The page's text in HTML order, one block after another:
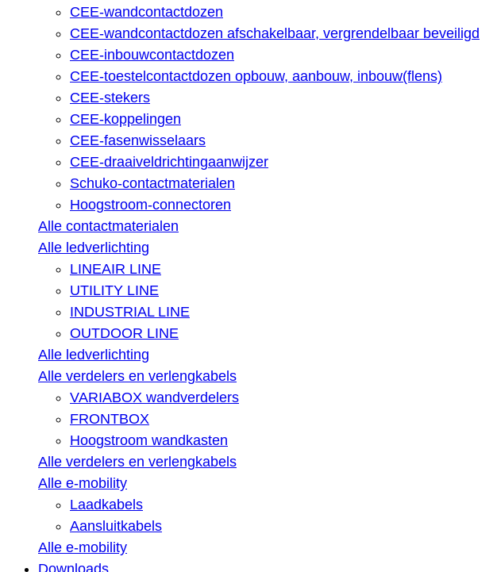
CEE-wandcontactdozen
CEE-wandcontactdozen afschakelbaar, vergrendelbaar beveiligd
CEE-inbouwcontactdozen
CEE-toestelcontactdozen opbouw, aanbouw, inbouw(flens)
CEE-stekers
CEE-koppelingen
CEE-fasenwisselaars
CEE-draaiveldrichtingaanwijzer
Schuko-contactmaterialen
Hoogstroom-connectoren
Alle contactmaterialen
Alle ledverlichting
LINEAIR LINE
UTILITY LINE
INDUSTRIAL LINE
OUTDOOR LINE
Alle ledverlichting
Alle verdelers en verlengkabels
VARIABOX wandverdelers
FRONTBOX
Hoogstroom wandkasten
Alle verdelers en verlengkabels
Alle e-mobility
Laadkabels
Aansluitkabels
Alle e-mobility